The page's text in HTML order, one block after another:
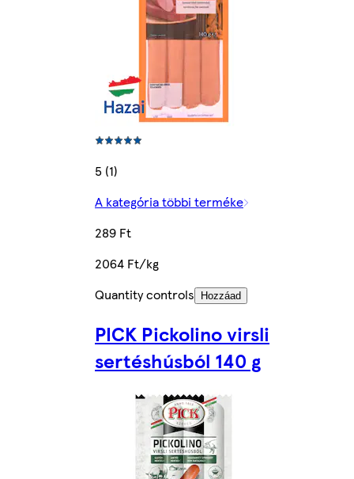
5 (1)
A kategória többi terméke
289 Ft
2064 Ft/kg
Quantity controls
Hozzáad
PICK Pickolino virsli
sertéshúsból 140 g